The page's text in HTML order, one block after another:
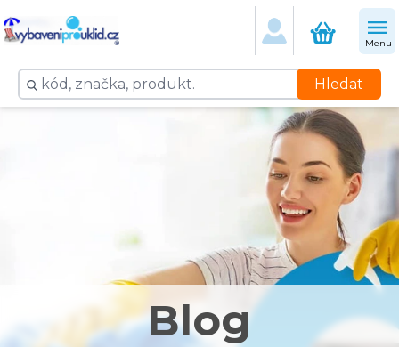
Menu
Hledat
Blog